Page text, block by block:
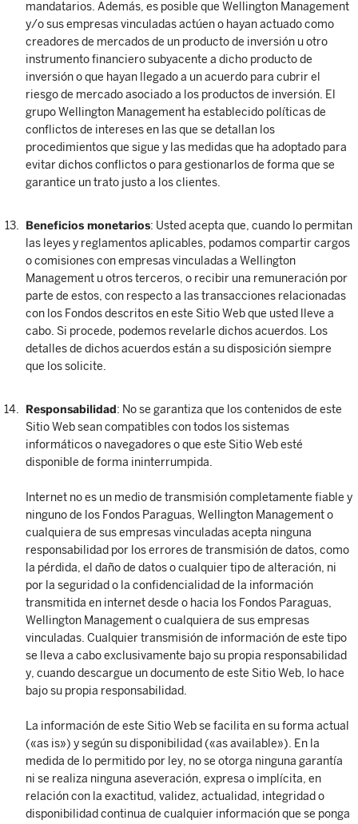
mandatarios. Además, es posible que Wellington Management
y/o sus empresas vinculadas actúen o hayan actuado como
creadores de mercados de un producto de inversión u otro
instrumento financiero subyacente a dicho producto de
inversión o que hayan llegado a un acuerdo para cubrir el
riesgo de mercado asociado a los productos de inversión. El
grupo Wellington Management ha establecido políticas de
conflictos de intereses en las que se detallan los
procedimientos que sigue y las medidas que ha adoptado para
evitar dichos conflictos o para gestionarlos de forma que se
garantice un trato justo a los clientes.
Beneficios monetarios: Usted acepta que, cuando lo permitan
las leyes y reglamentos aplicables, podamos compartir cargos
o comisiones con empresas vinculadas a Wellington
Management u otros terceros, o recibir una remuneración por
parte de estos, con respecto a las transacciones relacionadas
con los Fondos descritos en este Sitio Web que usted lleve a
cabo. Si procede, podemos revelarle dichos acuerdos. Los
detalles de dichos acuerdos están a su disposición siempre
que los solicite.
Responsabilidad: No se garantiza que los contenidos de este
Sitio Web sean compatibles con todos los sistemas
informáticos o navegadores o que este Sitio Web esté
disponible de forma ininterrumpida.
Internet no es un medio de transmisión completamente fiable y
ninguno de los Fondos Paraguas, Wellington Management o
cualquiera de sus empresas vinculadas acepta ninguna
responsabilidad por los errores de transmisión de datos, como
la pérdida, el daño de datos o cualquier tipo de alteración, ni
por la seguridad o la confidencialidad de la información
transmitida en internet desde o hacia los Fondos Paraguas,
Wellington Management o cualquiera de sus empresas
vinculadas. Cualquier transmisión de información de este tipo
se lleva a cabo exclusivamente bajo su propia responsabilidad
y, cuando descargue un documento de este Sitio Web, lo hace
bajo su propia responsabilidad.
La información de este Sitio Web se facilita en su forma actual
(«as is») y según su disponibilidad («as available»). En la
medida de lo permitido por ley, no se otorga ninguna garantía
ni se realiza ninguna aseveración, expresa o implícita, en
relación con la exactitud, validez, actualidad, integridad o
disponibilidad continua de cualquier información que se ponga